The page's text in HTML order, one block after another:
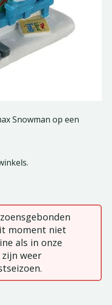
Snowman op een
moment niet
als in onze
weer